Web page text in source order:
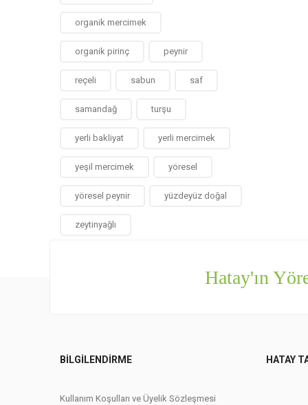
organik mercimek
organik pirinç peynir
reçeli sabun saf
samandağ turşu
yerli bakliyat yerli mercimek
yeşil mercimek yöresel
yöresel peynir yüzdeyüz doğal
zeytinyağlı
Hatay'ın
BILGILENDIRME
Kullanım Koşulları ve Üyelik Sözleşmesi
HATAY